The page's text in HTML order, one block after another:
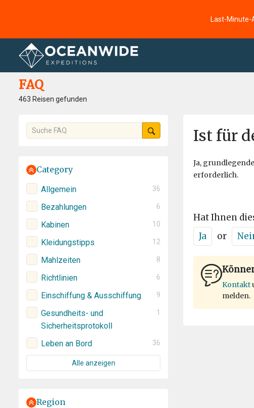
Last-Minute-
Startseite FAQ
FAQ
463 Reisen gefunden
Category
Allgemein 36
Bezahlungen 6
Kabinen 10
Kleidungstipps 12
Mahlzeiten 8
Richtlinien 6
Einschiffung & Ausschiffung 9
Gesundheits- und
Sicherheitsprotokoll
1
Leben an Bord 36
Alle anzeigen
Region
Ist für
Ja,
erforderlich.
Hat Ihnen
Ja
or
Kontakt
melden.